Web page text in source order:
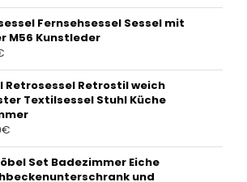
Fernsehsessel Sessel mit
M56 Kunstleder
Retrosessel Retrostil weich
Textilsessel Stuhl Küche
€
Set Badezimmer Eiche
und